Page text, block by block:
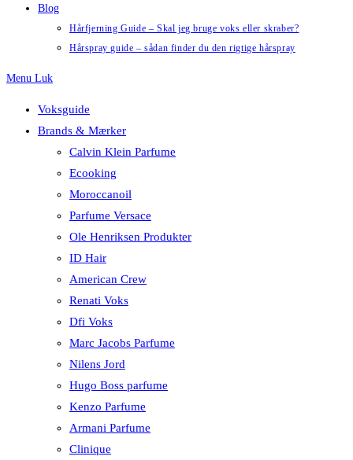
Blog
Hårfjerning Guide – Skal jeg bruge voks eller skraber?
Hårspray guide – sådan finder du den rigtige hårspray
Menu Luk
Voksguide
Brands & Mærker
Calvin Klein Parfume
Ecooking
Moroccanoil
Parfume Versace
Ole Henriksen Produkter
ID Hair
American Crew
Renati Voks
Dfi Voks
Marc Jacobs Parfume
Nilens Jord
Hugo Boss parfume
Kenzo Parfume
Armani Parfume
Clinique